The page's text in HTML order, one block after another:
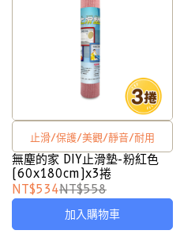
止滑/保護/美觀/靜音/耐用
無塵的家 DIY止滑墊-粉紅色
(60x180cm)x3捲
NT$534NT$558
加入購物車